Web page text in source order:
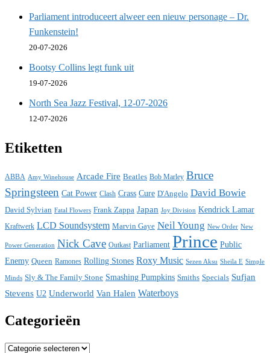
Parliament introduceert alweer een nieuw personage – Dr.
Funkenstein!
20-07-2026
Bootsy Collins legt funk uit
19-07-2026
North Sea Jazz Festival, 12-07-2026
12-07-2026
Etiketten
ABBA Amy Winehouse Arcade Fire Beatles Bob Marley Bruce
Springsteen Cat Power Clash Crass Cure D'Angelo David Bowie
David Sylvian Fatal Flowers Frank Zappa Japan Joy Division Kendrick Lamar
Kraftwerk LCD Soundsystem Marvin Gaye Neil Young New Order New
Power Generation Nick Cave Outkast Parliament Prince Public
Enemy Queen Ramones Rolling Stones Roxy Music Sezen Aksu Sheila E Simple
Minds Sly & The Family Stone Smashing Pumpkins Smiths Specials Sufjan
Stevens U2 Underworld Van Halen Waterboys
Categorieën
Categorieën